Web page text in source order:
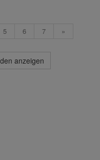
5 6 7 »
anzeigen